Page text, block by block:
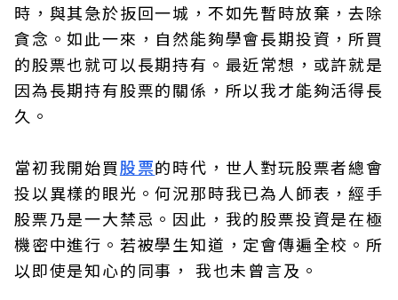
時，與其急於扳回一城，不如先暫時放棄，去除
貪念。如此一來，自然能夠學會長期投資，所買
的股票也就可以長期持有。最近常想，或許就是
因為長期持有股票的關係，所以我才能夠活得長
久。
當初我開始買股票的時代，世人對玩股票者總會
投以異樣的眼光。何況那時我已為人師表，經手
股票乃是一大禁忌。因此，我的股票投資是在極
機密中進行。若被學生知道，定會傳遍全校。所
以即使是知心的同事， 我也未曾言及。